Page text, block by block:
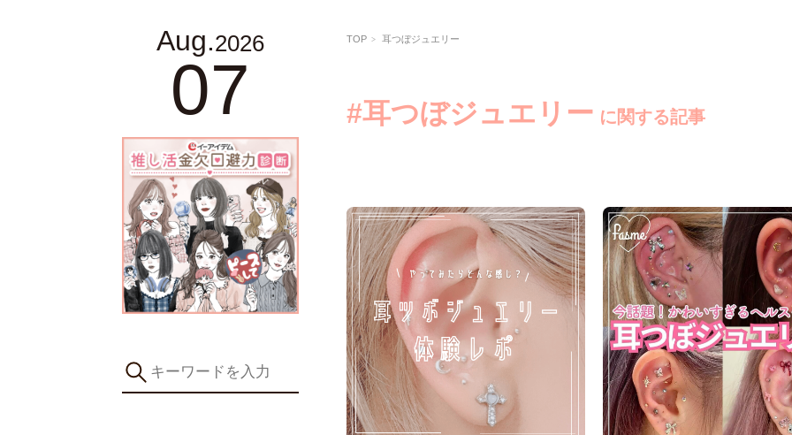
Aug.2026
07
TOP 耳つぼジュエリー
#耳つぼジュエリー に関する記事